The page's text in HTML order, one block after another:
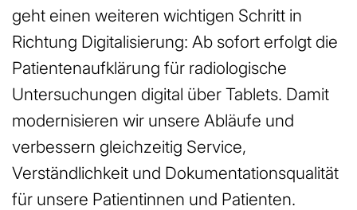
geht einen weiteren wichtigen Schritt in
Richtung Digitalisierung: Ab sofort erfolgt die
Patientenaufklärung für radiologische
Untersuchungen digital über Tablets. Damit
modernisieren wir unsere Abläufe und
verbessern gleichzeitig Service,
Verständlichkeit und Dokumentationsqualität
für unsere Patientinnen und Patienten.